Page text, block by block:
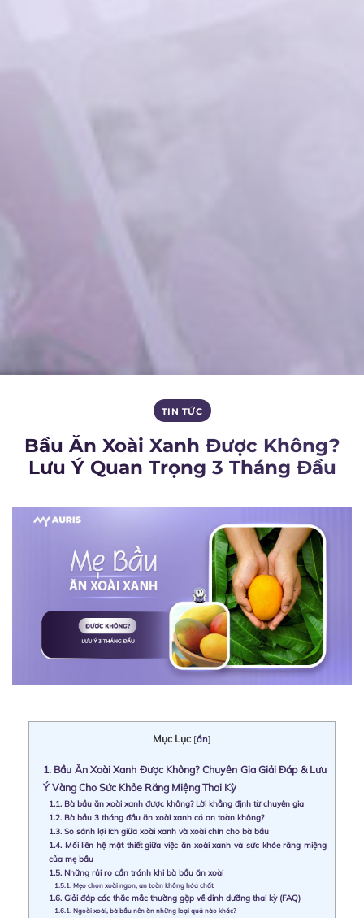
TIN TỨC
Bầu Ăn Xoài Xanh Được Không?
Lưu Ý Quan Trọng 3 Tháng Đầu
Mục Lục [ẩn]
1. Bầu Ăn Xoài Xanh Được Không? Chuyên Gia Giải Đáp & Lưu
Ý Vàng Cho Sức Khỏe Răng Miệng Thai Kỳ
1.1. Bà bầu ăn xoài xanh được không? Lời khẳng định từ chuyên gia
1.2. Bà bầu 3 tháng đầu ăn xoài xanh có an toàn không?
1.3. So sánh lợi ích giữa xoài xanh và xoài chín cho bà bầu
1.4. Mối liên hệ mật thiết giữa việc ăn xoài xanh và sức khỏe răng miệng
của mẹ bầu
1.5. Những rủi ro cần tránh khi bà bầu ăn xoài
1.5.1. Mẹo chọn xoài ngon, an toàn không hóa chất
1.6. Giải đáp các thắc mắc thường gặp về dinh dưỡng thai kỳ (FAQ)
1.6.1. Ngoài xoài, bà bầu nên ăn những loại quả nào khác?